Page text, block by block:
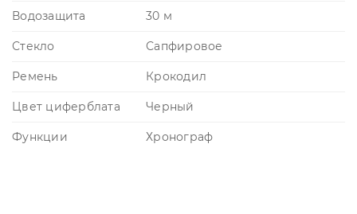
Водозащита 30 м
Стекло Сапфировое
Ремень Крокодил
Цвет циферблата Черный
Функции Хронограф